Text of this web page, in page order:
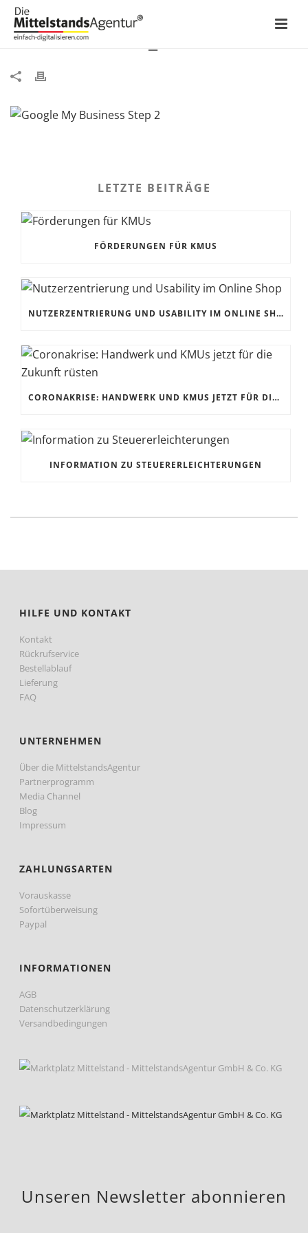
MYBUSINESS_STEP2
LETZTE BEITRÄGE
FÖRDERUNGEN FÜR KMUS
NUTZERZENTRIERUNG UND USABILITY IM ONLINE SHOP
CORONAKRISE: HANDWERK UND KMUS JETZT FÜR DIE ZUKUNFT RÜSTEN
INFORMATION ZU STEUERERLEICHTERUNGEN
HILFE UND KONTAKT
Kontakt
Rückrufservice
Bestellablauf
Lieferung
FAQ
UNTERNEHMEN
Über die MittelstandsAgentur
Partnerprogramm
Media Channel
Blog
Impressum
ZAHLUNGSARTEN
Vorauskasse
Sofortüberweisung
Paypal
INFORMATIONEN
AGB
Datenschutzerklärung
Versandbedingungen
Unseren Newsletter abonnieren